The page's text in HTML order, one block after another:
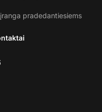
pradedantiesiems